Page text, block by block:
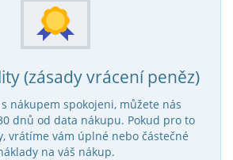
(zásady vrácení peněz)
nákupem spokojeni, můžete nás
dnů od data nákupu. Pokud pro to
vrátíme vám úplné nebo částečné
na váš nákup.